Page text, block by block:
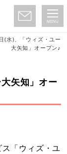
MENU
(水)、「ウィズ・ユー
大矢知」オープン♪
矢知」オー
「ウィズ・ユ